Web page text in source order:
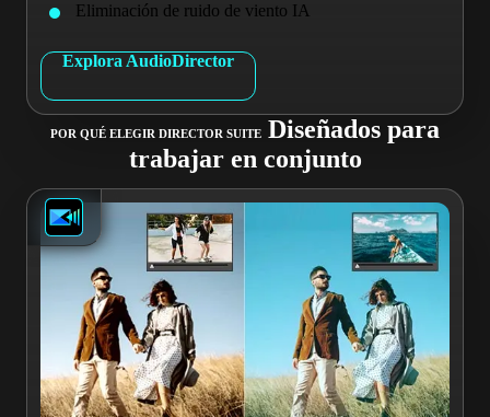
Eliminación de ruido de viento IA
Explora AudioDirector
POR QUÉ ELEGIR DIRECTOR SUITE Diseñados para
trabajar en conjunto